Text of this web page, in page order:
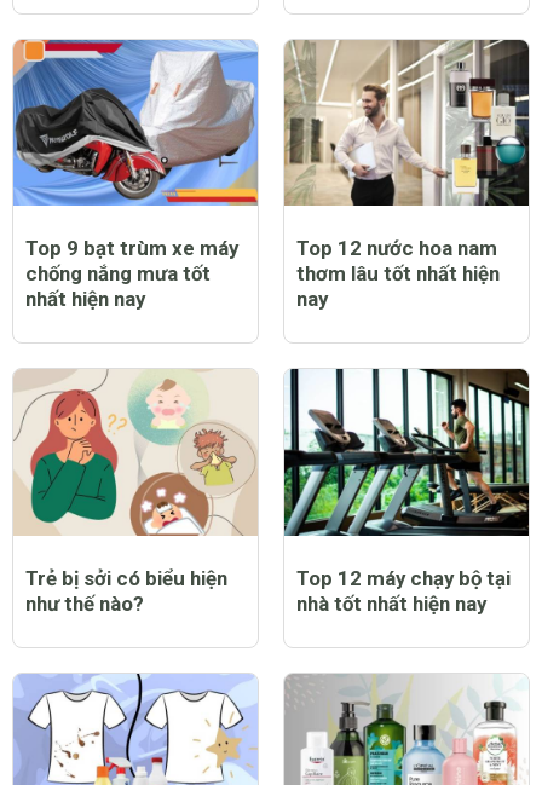
Top 9 bạt trùm xe máy
chống nắng mưa tốt
nhất hiện nay
Top 12 nước hoa nam
thơm lâu tốt nhất hiện
nay
Trẻ bị sởi có biểu hiện
như thế nào?
Top 12 máy chạy bộ tại
nhà tốt nhất hiện nay